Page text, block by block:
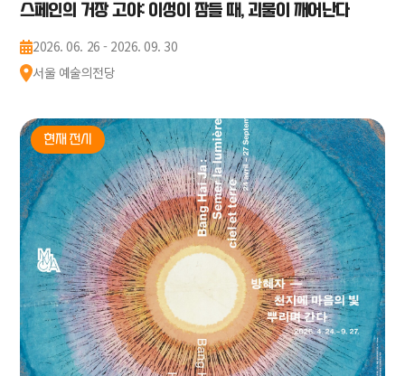
스페인의 거장 고야: 이성이 잠들 때, 괴물이 깨어난다
2026. 06. 26 - 2026. 09. 30
서울 예술의전당
현재 전시